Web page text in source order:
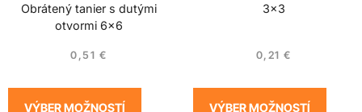
Obrátený tanier s dutými
otvormi 6×6
0,51 €
VÝBER MOŽNOSTÍ
3×3
0,21 €
VÝBER MOŽNOSTÍ